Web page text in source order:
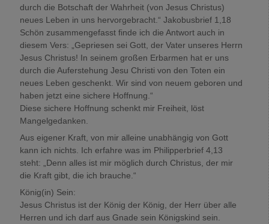
durch die Botschaft der Wahrheit (von Jesus Christus)
neues Leben in uns hervorgebracht.“ Jakobusbrief 1,18
Schön zusammengefasst finde ich die Antwort auch in
diesem Vers: „Gepriesen sei Gott, der Vater unseres Herrn
Jesus Christus! In seinem großen Erbarmen hat er uns
durch die Auferstehung Jesu Christi von den Toten ein
neues Leben geschenkt. Wir sind von neuem geboren und
haben jetzt eine sichere Hoffnung.“
Diese sichere Hoffnung schenkt mir Freiheit, löst
Mangelgedanken.
Aus eigener Kraft, von mir alleine unabhängig von Gott
kann ich nichts. Ich erfahre was im Philipperbrief 4,13
steht: „Denn alles ist mir möglich durch Christus, der mir
die Kraft gibt, die ich brauche.“
König(in) Sein:
Jesus Christus ist der König der König, der Herr über alle
Herren und ich darf aus Gnade sein Königskind sein.